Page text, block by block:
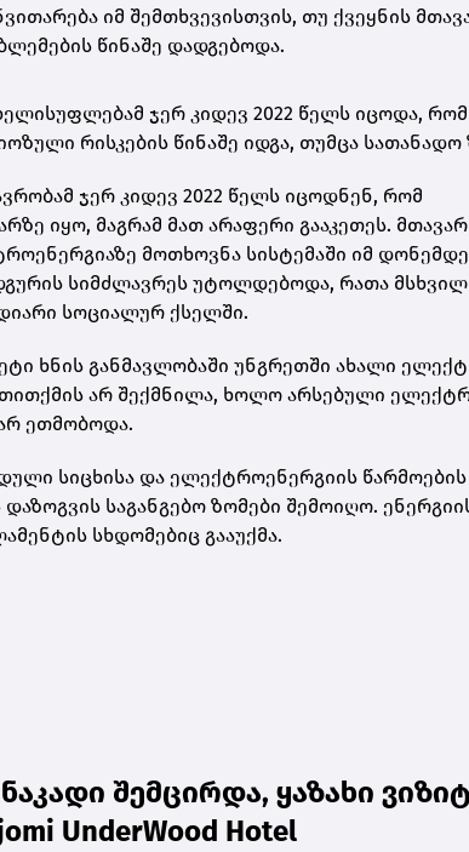
იმ შემთხვევისთვის, თუ ქვეყნის
წინაშე დადგებოდა.
ჯერ კიდევ 2022 წელს იცოდა, რომ
რისკების წინაშე იდგა, თუმცა
ჯერ კიდევ 2022 წელს იცოდნენ, რომ
იყო, მაგრამ მათ არაფერი გააკეთეს.
მოთხოვნა სისტემაში იმ
სიმძლავრეს უტოლდებოდა, რათა
სოციალურ ქსელში.
ხნის განმავლობაში უნგრეთში ახალი
არ შექმნილა, ხოლო არსებული
ეთმობოდა.
სიცხისა და ელექტროენერგიის
საგანგებო ზომები შემოიღო.
სხდომებიც გააუქმა.
შემცირდა, ყაზახი
UnderWood Hotel